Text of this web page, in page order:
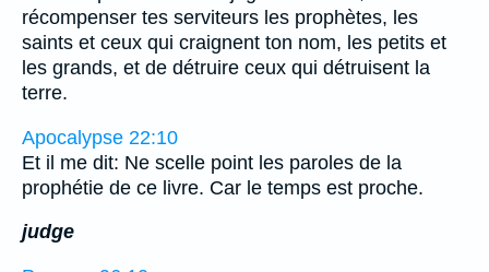
récompenser tes serviteurs les prophètes, les
saints et ceux qui craignent ton nom, les petits et
les grands, et de détruire ceux qui détruisent la
terre.
Apocalypse 22:10
Et il me dit: Ne scelle point les paroles de la
prophétie de ce livre. Car le temps est proche.
judge